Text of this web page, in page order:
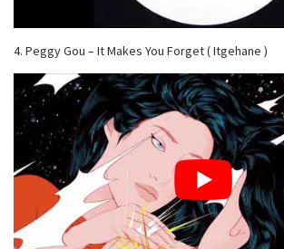
4. Peggy Gou – It Makes You Forget ( Itgehane )